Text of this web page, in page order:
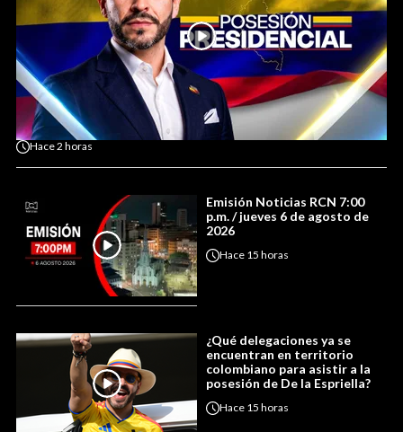
Hace2 horas
Emisión Noticias RCN 7:00
p.m. / jueves 6 de agosto de
2026
Hace 15 horas
¿Qué delegaciones ya se
encuentran en territorio
colombiano para asistir a la
posesión de De la Espriella?
Hace 15 horas